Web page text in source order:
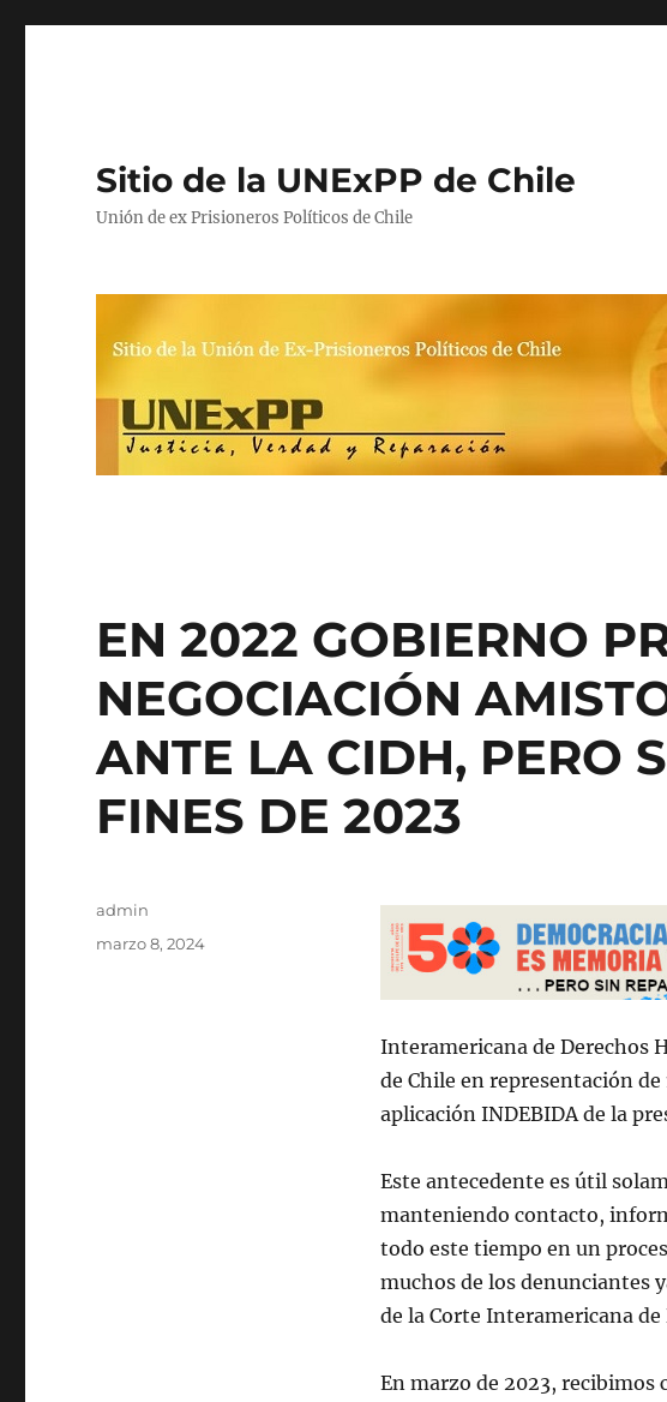
Sitio de la UNExPP de Chile
Unión de ex Prisioneros Políticos de Chile
EN 2022 GOBIERNO
NEGOCIACIÓN
ANTE LA CIDH, PERO
FINES DE 2023
Interamericana de Derechos
de Chile en representación de
aplicación INDEBIDA de la
Este antecedente es útil
manteniendo contacto,
todo este tiempo en un
muchos de los denunciantes
de la Corte Interamericana
En marzo de 2023, recibimos
Autor
admin
Publicado
marzo 8, 2024